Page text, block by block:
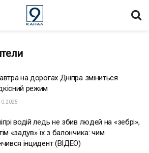
на дорогах Дніпра зміниться
режим
водій ледь не збив людей на «зебрі»,
«задув» їх з балончика: чим
інцидент (ВІДЕО)